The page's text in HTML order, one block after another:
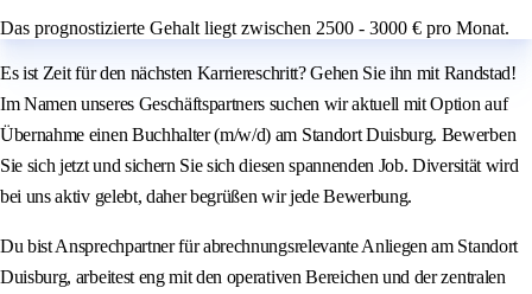
Das prognostizierte Gehalt liegt zwischen 2500 - 3000 € pro Monat.
Es ist Zeit für den nächsten Karriereschritt? Gehen Sie ihn mit Randstad!
Im Namen unseres Geschäftspartners suchen wir aktuell mit Option auf
Übernahme einen Buchhalter (m/w/d) am Standort Duisburg. Bewerben
Sie sich jetzt und sichern Sie sich diesen spannenden Job. Diversität wird
bei uns aktiv gelebt, daher begrüßen wir jede Bewerbung.
Du bist Ansprechpartner für abrechnungsrelevante Anliegen am Standort
Duisburg, arbeitest eng mit den operativen Bereichen und der zentralen